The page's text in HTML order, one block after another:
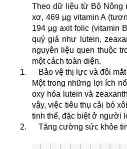
Theo dữ liệu từ Bộ Nông
xơ, 469 µg vitamin A
194 µg axit folic (vitamin
quý giá như lutein,
nguyên liệu quen thuộc
một cách toàn diện.
1.
Bảo vệ thị lực và đôi
Một trong những lợi ích
oxy hóa lutein và
vậy, việc tiêu thụ cải bó
tinh thể, đặc biệt ở người
2.
Tăng cường sức khỏe